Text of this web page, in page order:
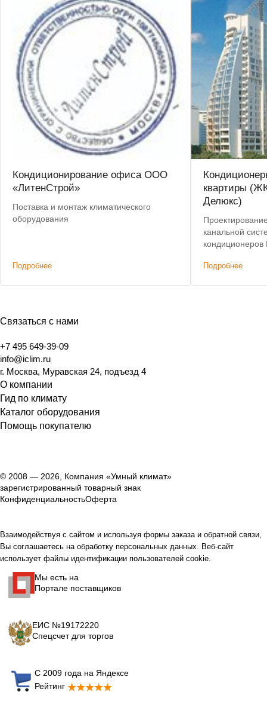
Кондиционирование офиса ООО
«ЛитенСтрой»
Поставка и монтаж климатического
оборудования
Подробнее
квартиры
Делюкс)
канальной
кондиционеров
Подробнее
Связаться с нами
+7 495 649-39-09
info@iclim.ru
г. Москва, Муравская 24, подъезд 4
О компании
Гид по климату
Каталог оборудования
Помощь покупателю
© 2008 — 2026, Компания «Умный климат»
зарегистрированный товарный знак
КонфиденциальностьОферта
Взаимодействуя с сайтом и используя формы заказа и обратной связи,
Вы соглашаетесь на обработку персональных данных. Веб-сайт
использует файлы идентификации пользователей cookie.
Мы есть на
Портале поставщиков
ЕИС №19172220
Спецсчет для торгов
С 2009 года на Яндексе
Рейтинг